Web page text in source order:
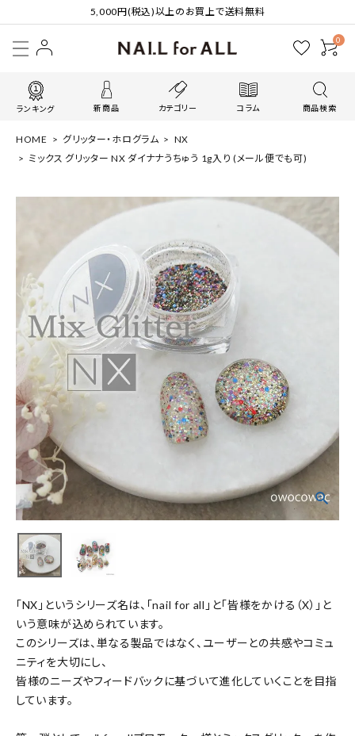
5,000円(税込)以上のお買上で送料無料
0
ランキング 新商品 カテゴリー コラム 商品検索
HOME グリッター・ホログラム
NX
ミックス グリッター NX ダイナナうちゅう 1g入り (メール便でも可)
「NX」というシリーズ名は、「nail for all」と「皆様をかける（X）」と
いう意味が込められています。
このシリーズは、単なる製品ではなく、ユーザーとの共感やコミュ
ニティを大切にし、
皆様のニーズやフィードバックに基づいて進化していくことを目指
しています。